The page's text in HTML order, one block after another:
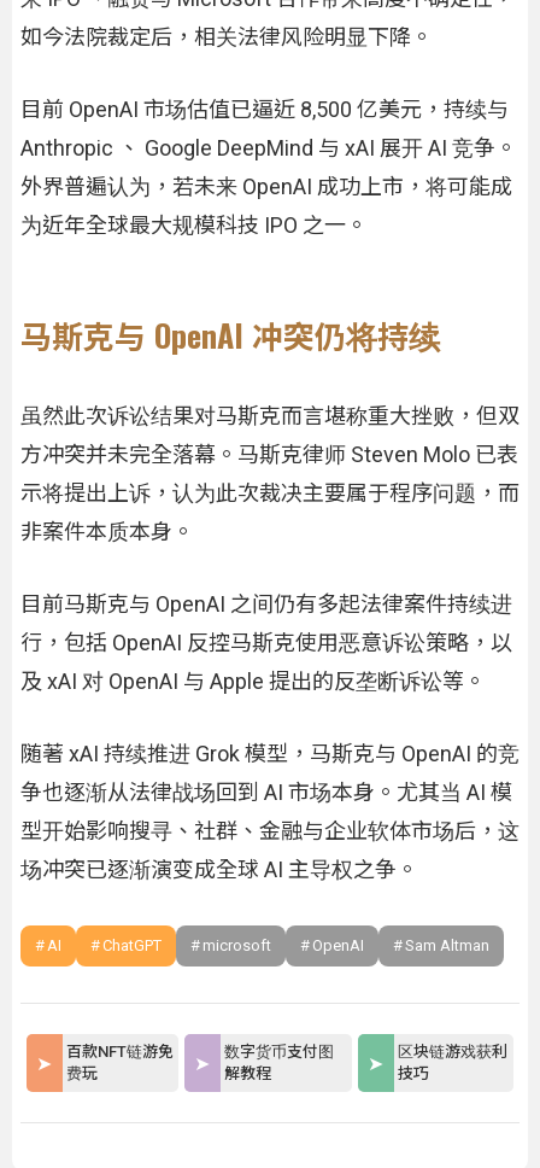
如今法院裁定后，相关法律风险明显下降。
目前 OpenAI 市场估值已逼近 8,500 亿美元，持续与
Anthropic 、 Google DeepMind 与 xAI 展开 AI 竞争。
外界普遍认为，若未来 OpenAI 成功上市，将可能成
为近年全球最大规模科技 IPO 之一。
马斯克与 OpenAI 冲突仍将持续
虽然此次诉讼结果对马斯克而言堪称重大挫败，但双
方冲突并未完全落幕。马斯克律师 Steven Molo 已表
示将提出上诉，认为此次裁决主要属于程序问题，而
非案件本质本身。
目前马斯克与 OpenAI 之间仍有多起法律案件持续进
行，包括 OpenAI 反控马斯克使用恶意诉讼策略，以
及 xAI 对 OpenAI 与 Apple 提出的反垄断诉讼等。
随著 xAI 持续推进 Grok 模型，马斯克与 OpenAI 的竞
争也逐渐从法律战场回到 AI 市场本身。尤其当 AI 模
型开始影响搜寻、社群、金融与企业软体市场后，这
场冲突已逐渐演变成全球 AI 主导权之争。
AI ChatGPT microsoft OpenAI Sam Altman
百款NFT链游免
费玩
数字货币支付图
解教程
区块链游戏获利
技巧